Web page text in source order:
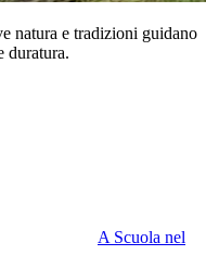
natura e tradizioni guidano
duratura.
A Scuola nel